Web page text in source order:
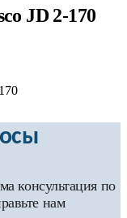
JD 2-170
консультация по
нам